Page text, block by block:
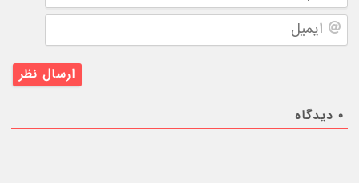
ایمیل
۰ دیدگاه